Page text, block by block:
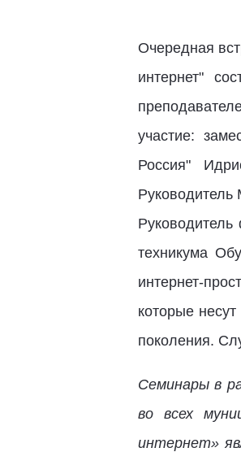
Очередная
интернет"
участие:
Россия"
Руководитель
техникума
интернет-
которые
поколения.
Семинары в
во всех
интернет»